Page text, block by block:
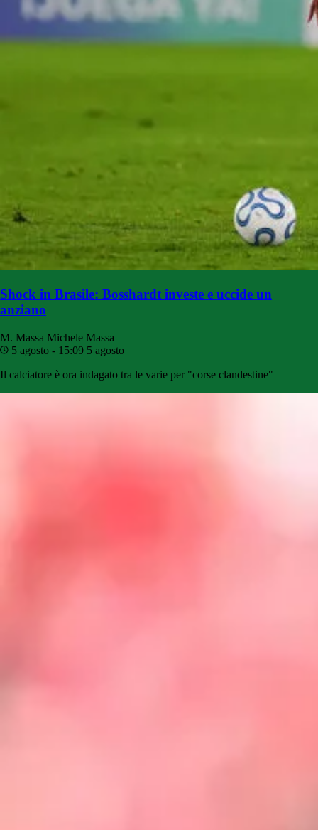
Shock in Brasile: Bosshardt investe e uccide un
anziano
M. Massa Michele Massa
5 agosto - 15:09 5 agosto
Il calciatore è ora indagato tra le varie per "corse clandestine"